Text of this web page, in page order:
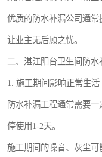
优质的防水补漏公司通常
让业主无后顾之忧。
二、湛江阳台卫生间防水
1. 施工期间影响正常生活
防水补漏工程通常需要
停使用1-2天。
施工期间的噪音、灰尘